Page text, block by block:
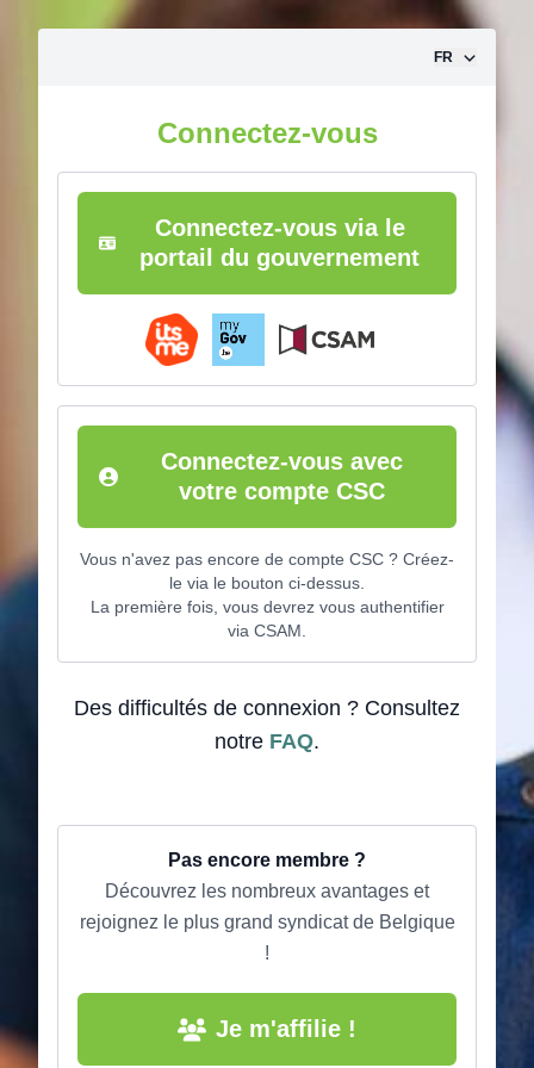
Aller vers le contenu
FR
Connectez-vous
Connectez-vous via le
portail du gouvernement
Connectez-vous avec
votre compte CSC
Vous n'avez pas encore de compte CSC ? Créez-
le via le bouton ci-dessus.
La première fois, vous devrez vous authentifier
via CSAM.
Des difficultés de connexion ? Consultez
notre FAQ.
Pas encore membre ?
Découvrez les nombreux avantages et
rejoignez le plus grand syndicat de Belgique
!
Je m'affilie !